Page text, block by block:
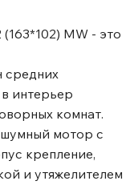
MW - это
средних
интерьер
комнат.
мотор с
крепление,
и утяжелителем